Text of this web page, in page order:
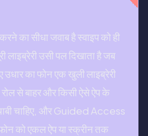
का सीधा जवाब है स्वाइप को ही
उसी पल दिखाता है जब
का फोन एक खुली लाइब्रेरी
से बाहर और किसी ऐसे ऐप के
चाहिए, और Guided Access
को एकल ऐप या स्क्रीन तक